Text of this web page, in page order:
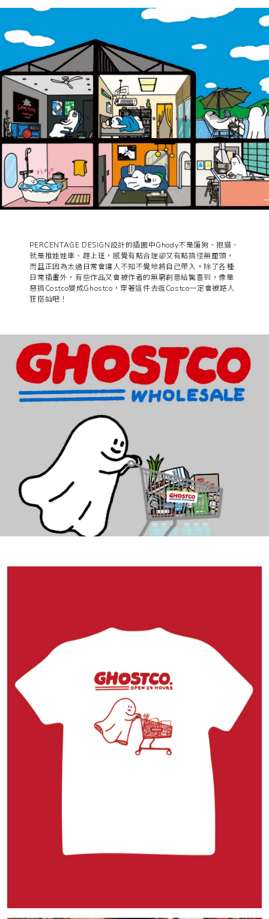
PERCENTAGE DESIGN設計的插圖中Ghody不是遛狗、抱貓、
就是推娃娃車、趕上班，感覺有點合理卻又有點搞怪無厘頭，
而且正因為太過日常會讓人不知不覺地將自己帶入。除了各種
日常插畫外，有些作品又會被作者的無窮創意給驚喜到，像是
惡搞Costco變成Ghostco，穿著這件去逛Costco一定會被路人
狂搭訕吧！